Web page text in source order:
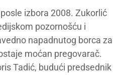
izbora 2008. Zukorlić
pozornošću i
napadnutog borca za
moćan pregovarač.
Tadić, budući predsednik